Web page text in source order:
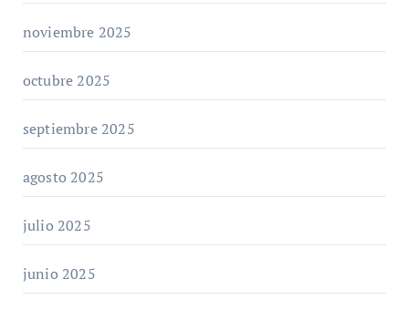
noviembre 2025
octubre 2025
septiembre 2025
agosto 2025
julio 2025
junio 2025